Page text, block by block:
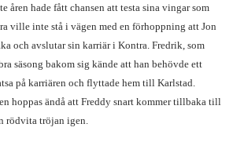
åren hade fått chansen att testa sina vingar som
ville inte stå i vägen med en förhoppning att Jon
och avslutar sin karriär i Kontra. Fredrik, som
säsong bakom sig kände att han behövde ett
på karriären och flyttade hem till Karlstad.
hoppas ändå att Freddy snart kommer tillbaka till
rödvita tröjan igen.